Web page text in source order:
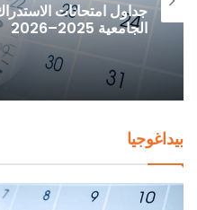
جداول امتحانات
الجامعية 2025–2026
بيداغوجيا